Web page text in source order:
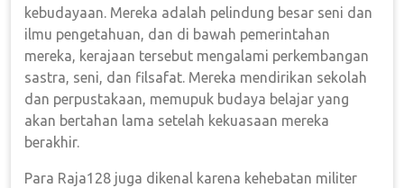
kebudayaan. Mereka adalah pelindung besar seni dan
ilmu pengetahuan, dan di bawah pemerintahan
mereka, kerajaan tersebut mengalami perkembangan
sastra, seni, dan filsafat. Mereka mendirikan sekolah
dan perpustakaan, memupuk budaya belajar yang
akan bertahan lama setelah kekuasaan mereka
berakhir.
Para Raja128 juga dikenal karena kehebatan militer